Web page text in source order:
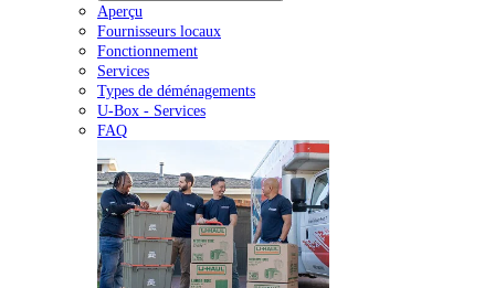
Aperçu
Fournisseurs locaux
Fonctionnement
Services
Types de déménagements
U-Box - Services
FAQ